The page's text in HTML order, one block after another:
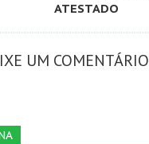
ATESTADO
UM COMENTÁRIO